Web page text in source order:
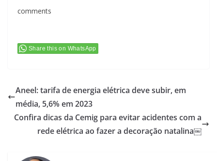
comments
Share this on WhatsApp
Aneel: tarifa de energia elétrica deve subir, em
média, 5,6% em 2023
Confira dicas da Cemig para evitar acidentes com a
rede elétrica ao fazer a decoração natalina￼